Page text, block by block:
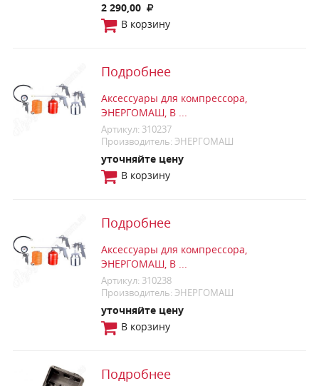
2 290,00
В корзину
Подробнее
Аксессуары для компрессора,
ЭНЕРГОМАШ, В ...
Артикул: 310237
Производитель: ЭНЕРГОМАШ
уточняйте цену
В корзину
Подробнее
Аксессуары для компрессора,
ЭНЕРГОМАШ, В ...
Артикул: 310238
Производитель: ЭНЕРГОМАШ
уточняйте цену
В корзину
Подробнее